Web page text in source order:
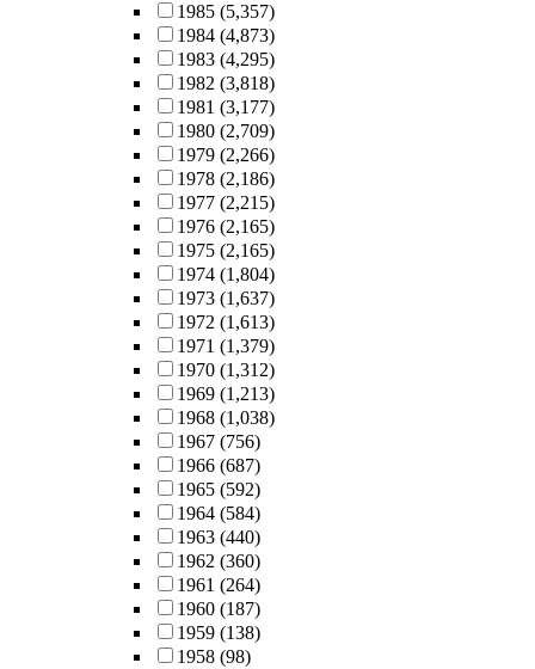
1985 (5,357)
1984 (4,873)
1983 (4,295)
1982 (3,818)
1981 (3,177)
1980 (2,709)
1979 (2,266)
1978 (2,186)
1977 (2,215)
1976 (2,165)
1975 (2,165)
1974 (1,804)
1973 (1,637)
1972 (1,613)
1971 (1,379)
1970 (1,312)
1969 (1,213)
1968 (1,038)
1967 (756)
1966 (687)
1965 (592)
1964 (584)
1963 (440)
1962 (360)
1961 (264)
1960 (187)
1959 (138)
1958 (98)